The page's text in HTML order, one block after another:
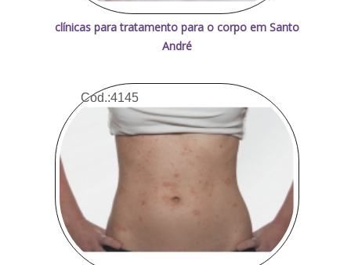
clínicas para tratamento para o corpo em Santo
André
Cod.:4145